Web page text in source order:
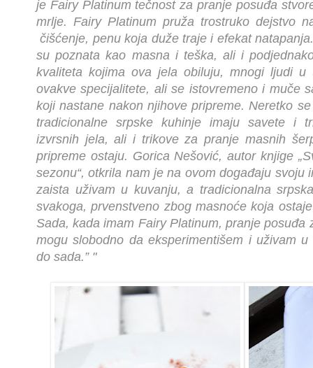
je Fairy Platinum tečnost za pranje posuđa
mrlje. Fairy Platinum pruža trostruko dejstvo
čišćenje, penu koja duže traje i efekat
su poznata kao masna i teška, ali i
kvaliteta kojima ova jela obiluju, mnogi ljudi u
ovakve specijalitete, ali se istovremeno i muče
koji nastane nakon njihove pripreme. Neretko
tradicionalne srpske kuhinje imaju savete i
izvrsnih jela, ali i trikove za pranje masnih
pripreme ostaju. Gorica Nešović, autor knjige
sezonu“, otkrila nam je na ovom događaju svoju
zaista uživam u kuvanju, a tradicionalna
svakoga, prvenstveno zbog masnoće koja
Sada, kada imam Fairy Platinum, pranje posuđa
mogu slobodno da eksperimentišem i uživam
do sada.” "